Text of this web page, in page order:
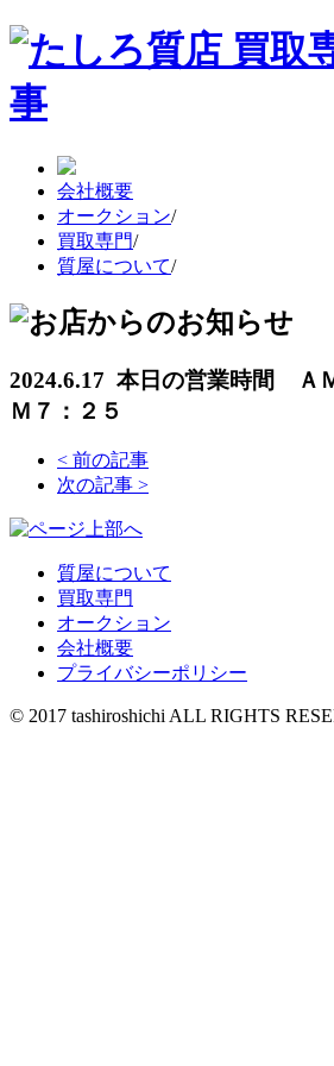
会社概要
オークション/
買取専門/
質屋について/
2024.6.17 本日の営業時間
Ｍ７：２５
< 前の記事
次の記事 >
質屋について
買取専門
オークション
会社概要
プライバシーポリシー
© 2017 tashiroshichi ALL RIGHTS